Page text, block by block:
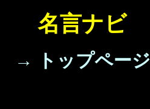
名言ナビ
→ トップページ